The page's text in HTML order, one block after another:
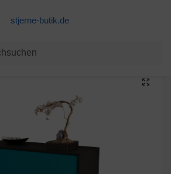
stjerne-butik.de
Sideboard Jackson, Türkis, hängend (92x79x35cm)